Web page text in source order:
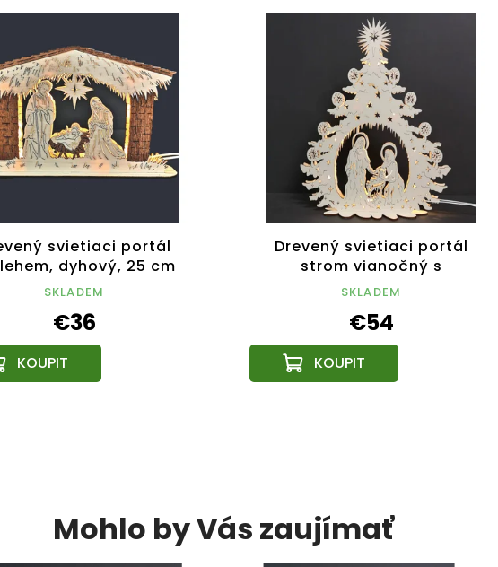
svietiaci portál
dyhový, 25 cm
SKLADEM
€36
Drevený svietiaci portál
strom vianočný s
betlehemom, 46x36x10 cm
SKLADEM
€54
Mohlo by Vás zaujímať